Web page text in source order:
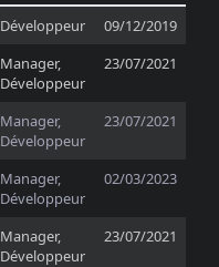
Développeur
09/12/2019
Manager,
Développeur
23/07/2021
Manager,
Développeur
23/07/2021
Manager,
Développeur
02/03/2023
Manager,
Développeur
23/07/2021